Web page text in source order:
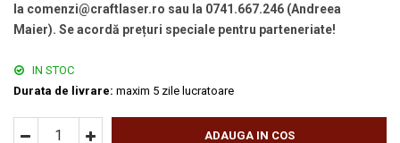
la comenzi@craftlaser.ro sau la 0741.667.246 (Andreea
Maier). Se acordă prețuri speciale pentru parteneriate!
IN STOC
Durata de livrare: maxim 5 zile lucratoare
ADAUGA IN COS